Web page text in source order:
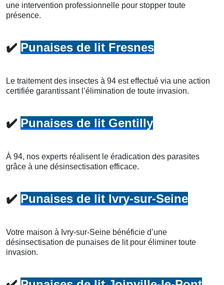
une intervention professionnelle pour stopper toute
présence.
✔️ Punaises de lit Fresnes
Le traitement des insectes à 94 est effectué via une action
certifiée garantissant l’élimination de toute invasion.
✔️ Punaises de lit Gentilly
À 94, nos experts réalisent le éradication des parasites
grâce à une désinsectisation efficace.
✔️ Punaises de lit Ivry-sur-Seine
Votre maison à Ivry-sur-Seine bénéficie d’une
désinsectisation de punaises de lit pour éliminer toute
invasion.